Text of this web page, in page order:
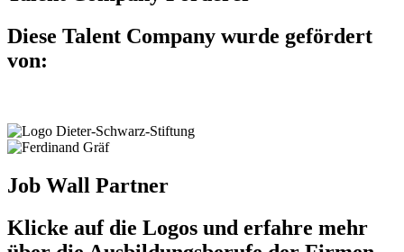
Diese Talent Company wurde gefördert
von:
Job Wall Partner
Klicke auf die Logos und erfahre mehr